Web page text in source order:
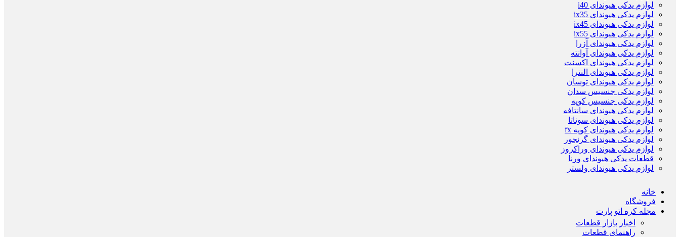
لوازم یدکی هیوندای i40
لوازم یدکی هیوندای ix35
لوازم یدکی هیوندای ix45
لوازم یدکی هیوندای ix55
لوازم یدکی هیوندای آزرا
لوازم یدکی هیوندای آوانته
لوازم یدکی هیوندای اکسنت
لوازم یدکی هیوندای النترا
لوازم یدکی هیوندای توسان
لوازم یدکی جنسیس سدان
لوازم یدکی جنسیس کوپه
لوازم یدکی هیوندای سانتافه
لوازم یدکی هیوندای سوناتا
لوازم یدکی هیوندای کوپه fx
لوازم یدکی هیوندای گرنجور
لوازم یدکی هیوندای وراکروز
قطعات یدکی هیوندای ورنا
لوازم یدکی هیوندای ولستر
خانه
فروشگاه
مجله کره اتو پارت
اخبار بازار قطعات
راهنمای قطعات